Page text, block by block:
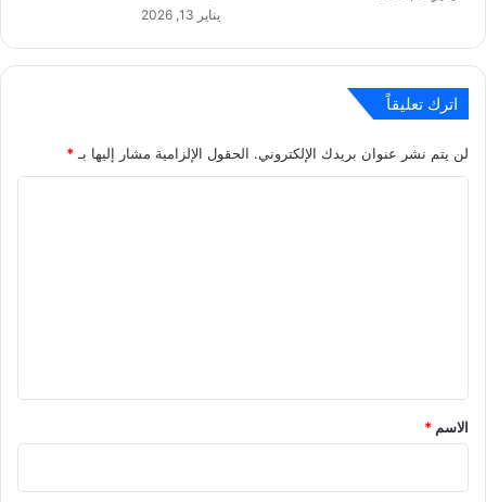
يناير 13, 2026
اترك تعليقاً
لن يتم نشر عنوان بريدك الإلكتروني. الحقول الإلزامية مشار إليها بـ *
*
الاسم *